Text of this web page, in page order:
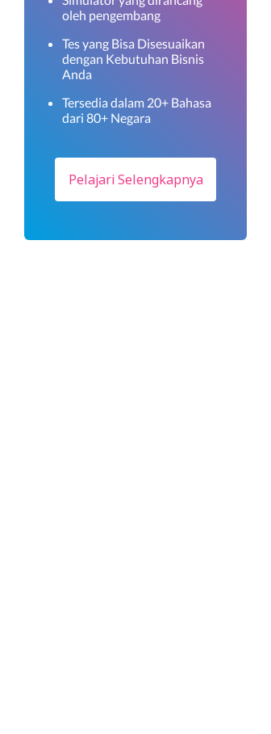
oleh pengembang
Tes yang Bisa Disesuaikan
dengan Kebutuhan Bisnis
Anda
Tersedia dalam 20+ Bahasa
dari 80+ Negara
Pelajari Selengkapnya